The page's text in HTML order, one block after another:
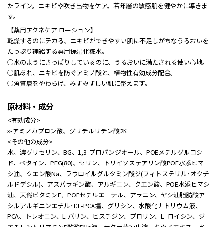
たライン。ニキビや吹き出物をケア。若年層の敏感肌を健やかに導きま
す。
【薬用アクネケア ローション】
乾燥するのにテカる、ニキビができやすい肌に不足しがちなうるおいを
たっぷり補給する薬用保湿化粧水。
○水のようにさっぱりしているのに、うるおいに満たされる使い心地。
○肌あれ、ニキビを防ぐアミノ酸と、植物性有効成分配合。
○角質層をやわらげ、みずみずしい肌に整えます。
原材料・成分
<有効成分>
ε-アミノカプロン酸、グリチルリチン酸2K
<その他の成分>
水、濃グリセリン、BG、1,3-プロパンジオール、POEメチルグルコシ
ド、ベタイン、PEG(80)、セリン、トリイソステアリン酸POE水添ヒマ
シ油、クエン酸Na、ラウロイルグルタミン酸ジ(フィトステリル･オクチ
ルドデシル)、アスパラギン酸、アルギニン、クエン酸、POE水添ヒマシ
油、天然ビタミンE、POEセチルエーテル、アラニン、ヤシ油脂肪酸ア
シルアルギニンエチル･DL-PCA塩、グリシン、水酸化ナトリウム液、
PCA、トレオニン、L-バリン、ヒスチジン、プロリン、L- ロイシン、ジ